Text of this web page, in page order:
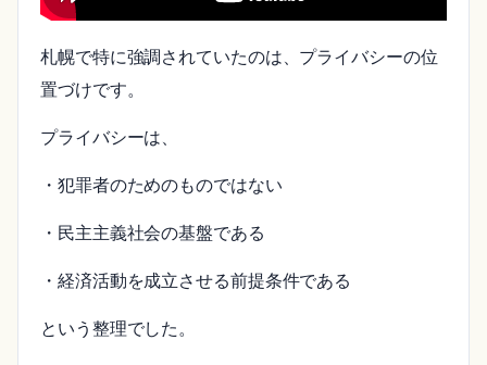
札幌で特に強調されていたのは、プライバシーの位
置づけです。
プライバシーは、
・犯罪者のためのものではない
・民主主義社会の基盤である
・経済活動を成立させる前提条件である
という整理でした。